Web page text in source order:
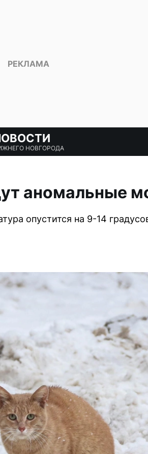
НОВГОРОДА
аномальные
опустится на 9-14